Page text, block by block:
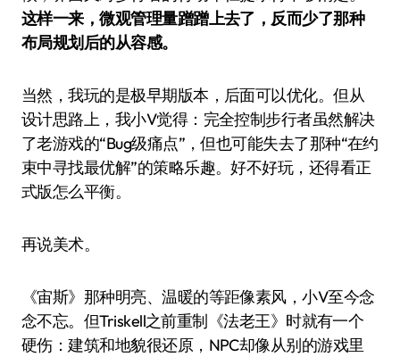
这样一来，微观管理量蹭蹭上去了，反而少了那种
布局规划后的从容感。
当然，我玩的是极早期版本，后面可以优化。但从
设计思路上，我小V觉得：完全控制步行者虽然解决
了老游戏的“Bug级痛点”，但也可能失去了那种“在约
束中寻找最优解”的策略乐趣。好不好玩，还得看正
式版怎么平衡。
再说美术。
《宙斯》那种明亮、温暖的等距像素风，小V至今念
念不忘。但Triskell之前重制《法老王》时就有一个
硬伤：建筑和地貌很还原，NPC却像从别的游戏里